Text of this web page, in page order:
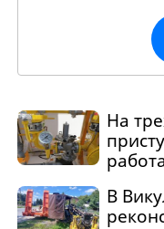
На
В